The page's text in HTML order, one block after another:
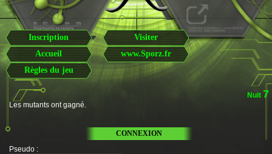
Inscription
Visiter
Accueil
www.Sporz.fr
Règles du jeu
Nuit 7
Les mutants ont gagné.
CONNEXION
Pseudo :